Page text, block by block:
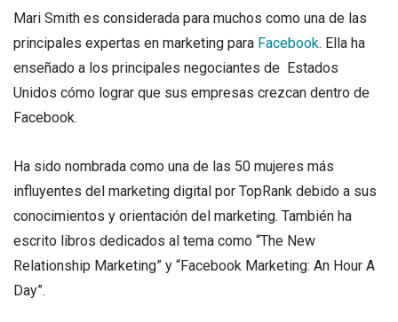
Mari Smith es considerada para muchos como una de las
principales expertas en marketing para Facebook. Ella ha
enseñado a los principales negociantes de Estados
Unidos cómo lograr que sus empresas crezcan dentro de
Facebook.
Ha sido nombrada como una de las 50 mujeres más
influyentes del marketing digital por TopRank debido a sus
conocimientos y orientación del marketing. También ha
escrito libros dedicados al tema como “The New
Relationship Marketing” y “Facebook Marketing: An Hour A
Day”.